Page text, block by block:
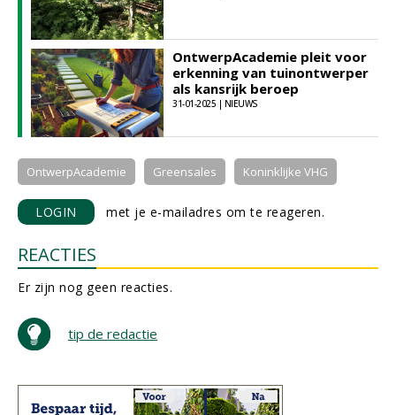
OntwerpAcademie pleit voor
erkenning van tuinontwerper
als kansrijk beroep
31-01-2025 | NIEUWS
OntwerpAcademie Greensales Koninklijke VHG
LOGIN met je e-mailadres om te reageren.
REACTIES
Er zijn nog geen reacties.
tip de redactie